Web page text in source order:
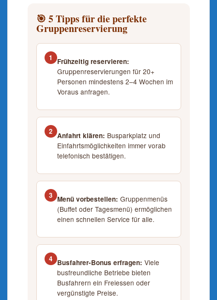
🎯 5 Tipps für die perfekte
Gruppenreservierung
1 Frühzeitig reservieren:
Gruppenreservierungen für 20+
Personen mindestens 2–4 Wochen im
Voraus anfragen.
2 Anfahrt klären: Busparkplatz und
Einfahrtsmöglichkeiten immer vorab
telefonisch bestätigen.
3 Menü vorbestellen: Gruppenmenüs
(Buffet oder Tagesmenü) ermöglichen
einen schnellen Service für alle.
4 Busfahrer-Bonus erfragen: Viele
busfreundliche Betriebe bieten
Busfahrern ein Freiessen oder
vergünstigte Preise.